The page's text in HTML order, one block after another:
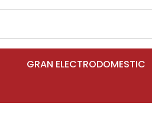
GRAN ELECTRODOMESTIC